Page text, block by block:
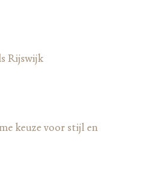
Rijswijk
keuze voor stijl en